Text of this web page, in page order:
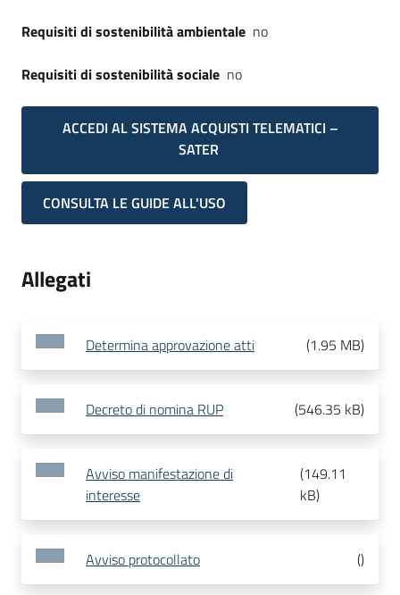
Requisiti di sostenibilità ambientale no
Requisiti di sostenibilità sociale no
ACCEDI AL SISTEMA ACQUISTI TELEMATICI –
SATER
CONSULTA LE GUIDE ALL'USO
Allegati
Determina approvazione atti (1.95 MB)
Decreto di nomina RUP (546.35 kB)
Avviso manifestazione di
interesse
(149.11
kB)
Avviso protocollato ()